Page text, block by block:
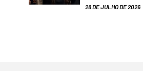
28 DE JULHO DE 2026